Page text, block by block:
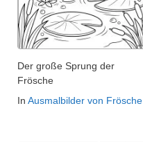
Der große Sprung der
Frösche
In Ausmalbilder von Frösche